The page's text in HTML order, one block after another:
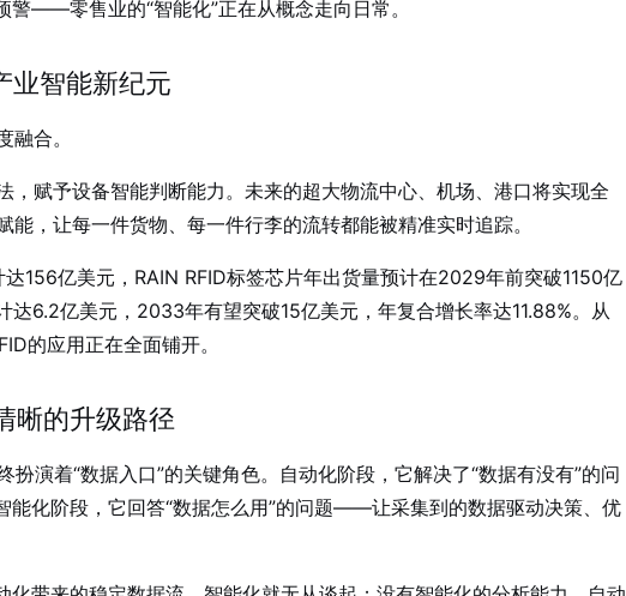
警——零售业的“智能化”正在从概念走向日常。
业智能新纪元
合。
，赋予设备智能判断能力。未来的超大物流中心、机场、港口将实现全
能，让每一件货物、每一件行李的流转都能被精准实时追踪。
156亿美元 ，RAIN RFID标签芯片年出货量预计在2029年前突破1150亿
6.2亿美元，2033年有望突破15亿美元，年复合增长率达11.88%。从
的应用正在全面铺开。
晰的升级路径
演着“数据入口”的关键角色。自动化阶段，它解决了“数据有没有”的问
化阶段，它回答“数据怎么用”的问题——让采集到的数据驱动决策、优